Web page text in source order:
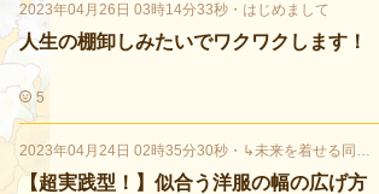
2023年04月26日 03時14分33秒 ・ はじめまして
人生の棚卸しみたいでワクワクします！
5
2023年04月24日 02時35分30秒 ・ ↳未来を着せる同行ショッピング
【超実践型！】似合う洋服の幅の広げ方